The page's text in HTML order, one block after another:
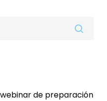
webinar de preparación